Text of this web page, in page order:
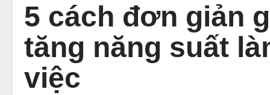
5 cách đơn giản
tăng năng suất
việc